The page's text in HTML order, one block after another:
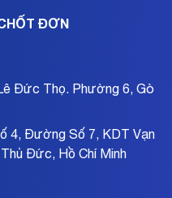
ĐƠN
Đức Thọ. Phường 6, Gò
4, Đường Số 7, KDT Vạn
Đức, Hồ Chí Minh